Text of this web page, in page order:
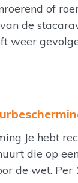
of
de
weer
Je hebt
die op
de wet.